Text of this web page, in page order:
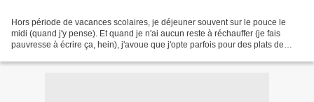
Hors période de vacances scolaires, je déjeuner souvent sur le pouce le
midi (quand j'y pense). Et quand je n'ai aucun reste à réchauffer (je fais
pauvresse à écrire ça, hein), j'avoue que j'opte parfois pour des plats de